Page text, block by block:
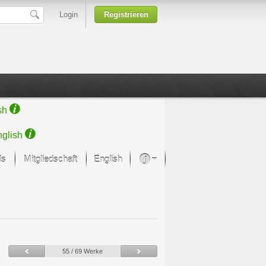
Login Registrieren
Mitgliedschaft English
Kunsthäuser
55 / 69 Werke